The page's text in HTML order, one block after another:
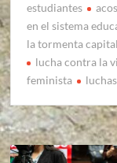
estudiantes
en el sistema
la tormenta
lucha contra la
feminista